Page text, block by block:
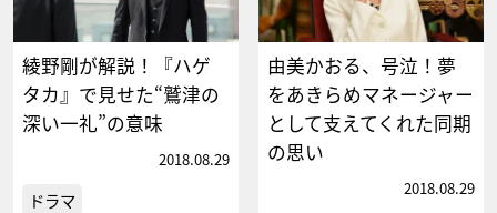
綾野剛が解説！『ハゲ
タカ』で見せた“鷲津の
深い一礼”の意味
2018.08.29
ドラマ
由美かおる、号泣！夢
をあきらめマネージャー
として支えてくれた同期
の思い
2018.08.29